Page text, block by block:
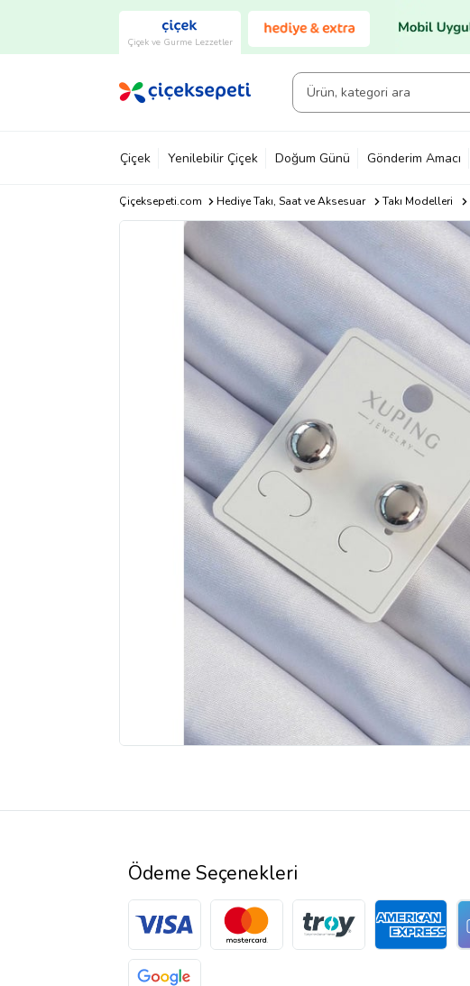
Çiçek ve Gurme Lezzetler
Çiçek Yenilebilir Çiçek Doğum Günü Gönderim Amacı
Çiçeksepeti.com Hediye Takı, Saat ve Aksesuar Takı Modelleri
Ödeme Seçenekleri